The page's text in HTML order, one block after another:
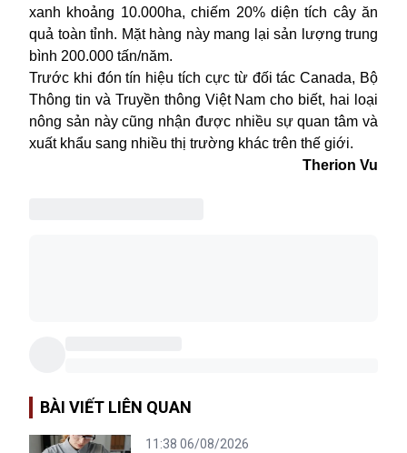
xanh khoảng 10.000ha, chiếm 20% diện tích cây ăn
quả toàn tỉnh. Mặt hàng này mang lại sản lượng trung
bình 200.000 tấn/năm.
Trước khi đón tín hiệu tích cực từ đối tác Canada, Bộ
Thông tin và Truyền thông Việt Nam cho biết, hai loại
nông sản này cũng nhận được nhiều sự quan tâm và
xuất khẩu sang nhiều thị trường khác trên thế giới.
Therion Vu
BÀI VIẾT LIÊN QUAN
11:38 06/08/2026